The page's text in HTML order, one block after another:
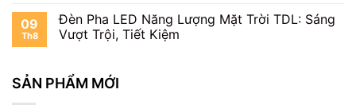
Ưu
Đãi
09
Th8
Đèn Pha LED Năng Lượng Mặt Trời TDL: Sáng
Vượt Trội, Tiết Kiệm
SẢN PHẨM MỚI